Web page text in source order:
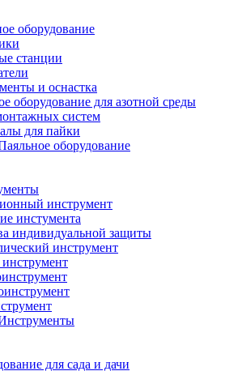
оборудование
станции
и оснастка
оборудование для азотной среды
систем
для пайки
оборудование
инструмент
инстумента
индивидуальной защиты
инструмент
для сада и дачи